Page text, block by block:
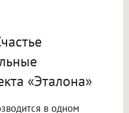
«Эталона»
в одном